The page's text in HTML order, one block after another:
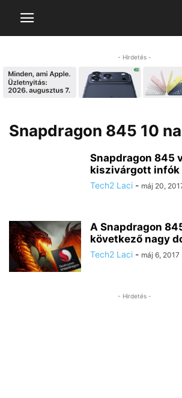
- Hirdetés -
Snapdragon 845 10
Snapdragon 845
kiszivárgott infók
Tech2 Laci - máj 20,
A Snapdragon
következő nagy
Tech2 Laci - máj 6, 2017
- Hirdetés -